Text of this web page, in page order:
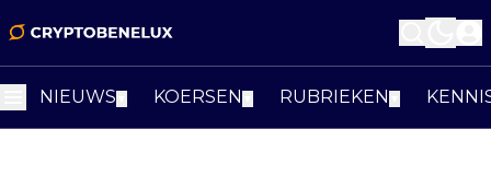
NIEUWS KOERSEN RUBRIEKEN